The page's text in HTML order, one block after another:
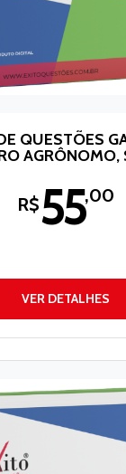
QUESTÕES
AGRÔNOMO,
R$55,00
VER DETALHES